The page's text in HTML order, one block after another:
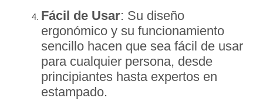
Fácil de Usar: Su diseño
ergonómico y su funcionamiento
sencillo hacen que sea fácil de usar
para cualquier persona, desde
principiantes hasta expertos en
estampado.